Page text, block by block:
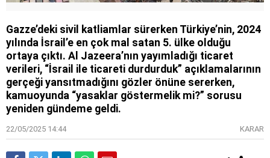
Gazze’deki sivil katliamlar sürerken Türkiye’nin, 2024
yılında İsrail’e en çok mal satan 5. ülke olduğu
ortaya çıktı. Al Jazeera’nın yayımladığı ticaret
verileri, “İsrail ile ticareti durdurduk” açıklamalarının
gerçeği yansıtmadığını gözler önüne sererken,
kamuoyunda “yasaklar göstermelik mi?” sorusu
yeniden gündeme geldi.
22/05/2025 14:44 KARAR